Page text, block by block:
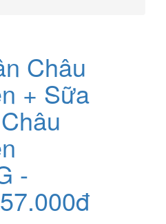
Châu
+ Sữa
-
57.000đ